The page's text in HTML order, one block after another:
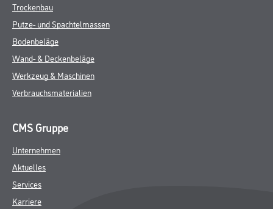
Trockenbau
Putze- und Spachtelmassen
Bodenbeläge
Wand- & Deckenbeläge
Werkzeug & Maschinen
Verbrauchsmaterialien
CMS Gruppe
Unternehmen
Aktuelles
Services
Karriere